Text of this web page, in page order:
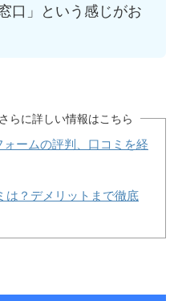
口」という感じがお
らに詳しい情報はこちら
ームの評判、口コミを経
は？デメリットまで徹底